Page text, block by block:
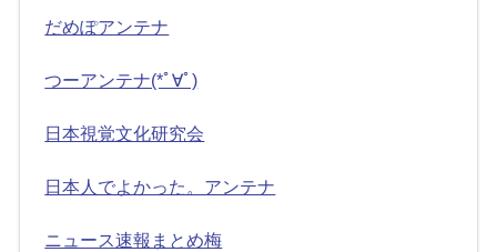
だめぽアンテナ
つーアンテナ(*ﾟ∀ﾟ)
日本視覚文化研究会
日本人でよかった。アンテナ
ニュース速報まとめ梅